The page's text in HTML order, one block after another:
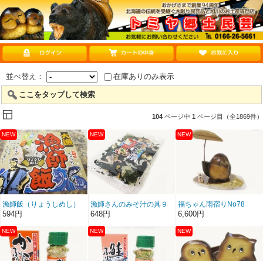
並べ替え： 在庫ありのみ表示
ここをタップして検索
104 ページ中 1 ページ目（全1869件）
漁師飯（りょうしめし）
40ｇ
594円
漁師さんのみそ汁の具９
０g
648円
福ちゃん雨宿りNo78
6,600円